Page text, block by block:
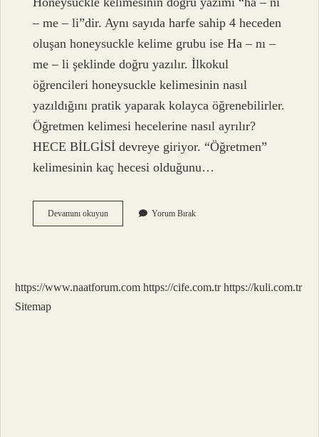
– me – li”dir. Aynı sayıda harfe sahip 4 heceden
oluşan honeysuckle kelime grubu ise Ha – nı –
me – li şeklinde doğru yazılır. İlkokul
öğrencileri honeysuckle kelimesinin nasıl
yazıldığını pratik yaparak kolayca öğrenebilirler.
Öğretmen kelimesi hecelerine nasıl ayrılır?
HECE BİLGİSİ devreye giriyor. “Öğretmen”
kelimesinin kaç hecesi olduğunu…
Devamını okuyunBaşöğretmen
Nasıl
Yorum Bırak
https://www.naatforum.com https://cife.com.tr https://kuli.com.tr
Sitemap